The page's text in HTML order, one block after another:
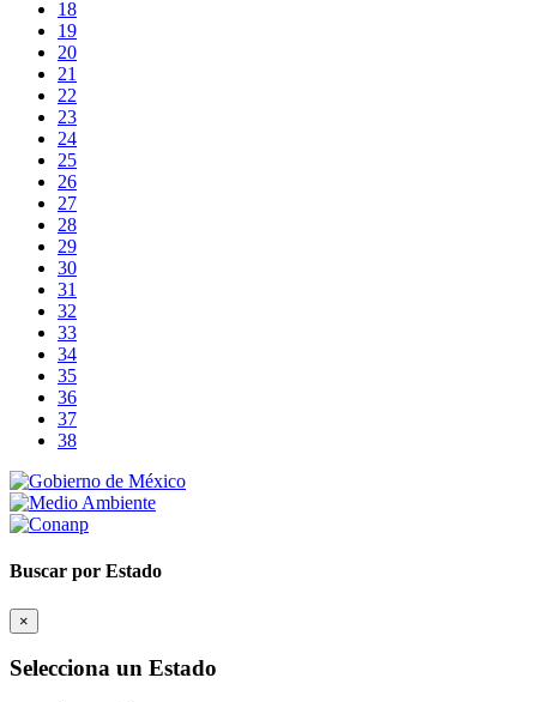
18
19
20
21
22
23
24
25
26
27
28
29
30
31
32
33
34
35
36
37
38
Buscar por Estado
×
Selecciona un Estado